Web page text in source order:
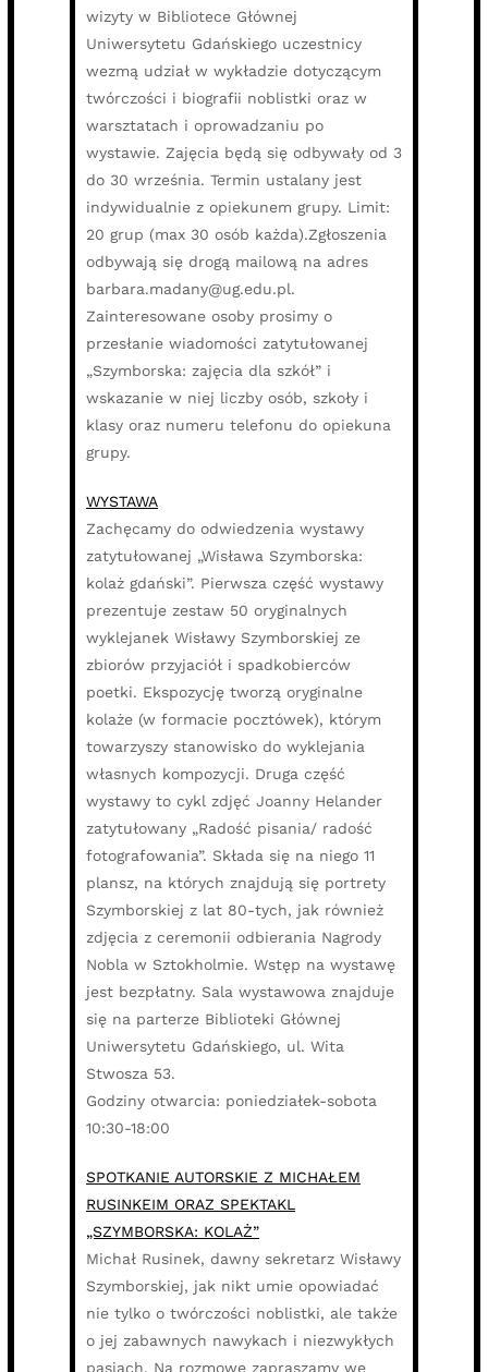
wizyty w Bibliotece Głównej
Uniwersytetu Gdańskiego uczestnicy
wezmą udział w wykładzie dotyczącym
twórczości i biografii noblistki oraz w
warsztatach i oprowadzaniu po
wystawie. Zajęcia będą się odbywały od 3
do 30 września. Termin ustalany jest
indywidualnie z opiekunem grupy. Limit:
20 grup (max 30 osób każda).Zgłoszenia
odbywają się drogą mailową na adres
barbara.madany@ug.edu.pl.
Zainteresowane osoby prosimy o
przesłanie wiadomości zatytułowanej
„Szymborska: zajęcia dla szkół” i
wskazanie w niej liczby osób, szkoły i
klasy oraz numeru telefonu do opiekuna
grupy.
WYSTAWA
Zachęcamy do odwiedzenia wystawy
zatytułowanej „Wisława Szymborska:
kolaż gdański”. Pierwsza część wystawy
prezentuje zestaw 50 oryginalnych
wyklejanek Wisławy Szymborskiej ze
zbiorów przyjaciół i spadkobierców
poetki. Ekspozycję tworzą oryginalne
kolaże (w formacie pocztówek), którym
towarzyszy stanowisko do wyklejania
własnych kompozycji. Druga część
wystawy to cykl zdjęć Joanny Helander
zatytułowany „Radość pisania/ radość
fotografowania”. Składa się na niego 11
plansz, na których znajdują się portrety
Szymborskiej z lat 80-tych, jak również
zdjęcia z ceremonii odbierania Nagrody
Nobla w Sztokholmie. Wstęp na wystawę
jest bezpłatny. Sala wystawowa znajduje
się na parterze Biblioteki Głównej
Uniwersytetu Gdańskiego, ul. Wita
Stwosza 53.
Godziny otwarcia: poniedziałek-sobota
10:30-18:00
SPOTKANIE AUTORSKIE Z MICHAŁEM
RUSINKEIM ORAZ SPEKTAKL
„SZYMBORSKA: KOLAŻ”
Michał Rusinek, dawny sekretarz Wisławy
Szymborskiej, jak nikt umie opowiadać
nie tylko o twórczości noblistki, ale także
o jej zabawnych nawykach i niezwykłych
pasjach. Na rozmowę zapraszamy we